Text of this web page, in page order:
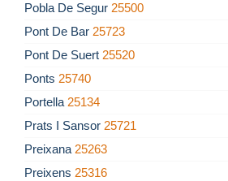
Pobla De Segur 25500
Pont De Bar 25723
Pont De Suert 25520
Ponts 25740
Portella 25134
Prats I Sansor 25721
Preixana 25263
Preixens 25316